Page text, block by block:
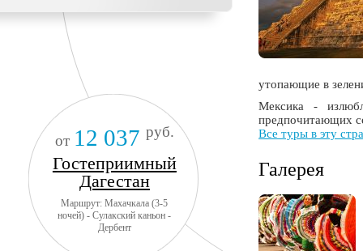
от 12 037 руб.
Гостеприимный
Дагестан
Маршрут: Махачкала (3-5
ночей) - Сулакский каньон -
Дербент
утопающие в
Мексика -
предпочитающих
Все туры в эту
Галерея